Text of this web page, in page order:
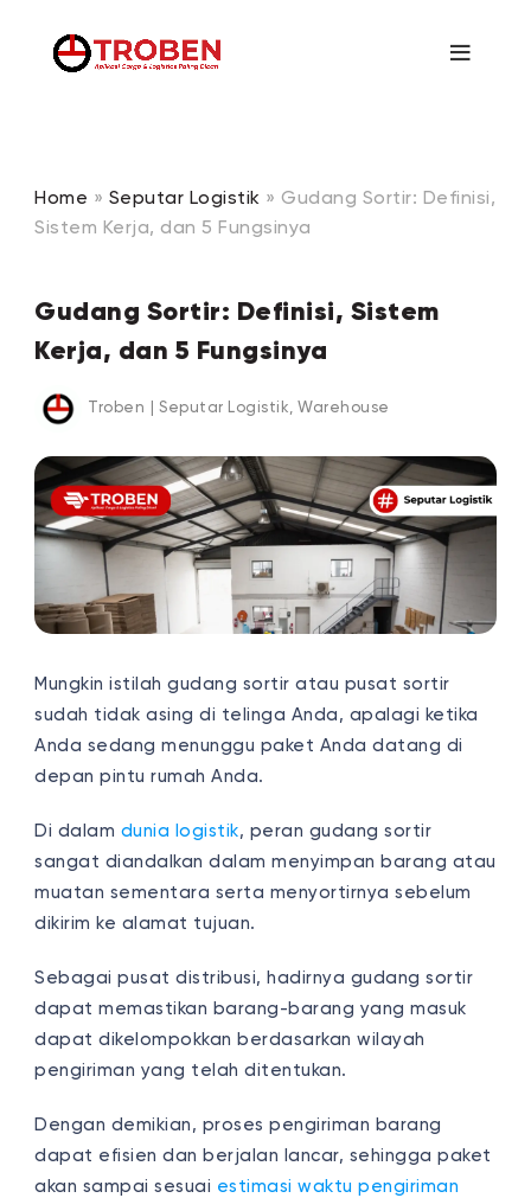
Home » Seputar Logistik »Gudang Sortir: Definisi,
Sistem Kerja, dan 5 Fungsinya
Gudang Sortir: Definisi, Sistem
Kerja, dan 5 Fungsinya
Troben Seputar Logistik,Warehouse
Mungkin istilah gudang sortir atau pusat sortir
sudah tidak asing di telinga Anda, apalagi ketika
Anda sedang menunggu paket Anda datang di
depan pintu rumah Anda.
Di dalam dunia logistik, peran gudang sortir
sangat diandalkan dalam menyimpan barang atau
muatan sementara serta menyortirnya sebelum
dikirim ke alamat tujuan.
Sebagai pusat distribusi, hadirnya gudang sortir
dapat memastikan barang-barang yang masuk
dapat dikelompokkan berdasarkan wilayah
pengiriman yang telah ditentukan.
Dengan demikian, proses pengiriman barang
dapat efisien dan berjalan lancar, sehingga paket
akan sampai sesuai estimasi waktu pengiriman